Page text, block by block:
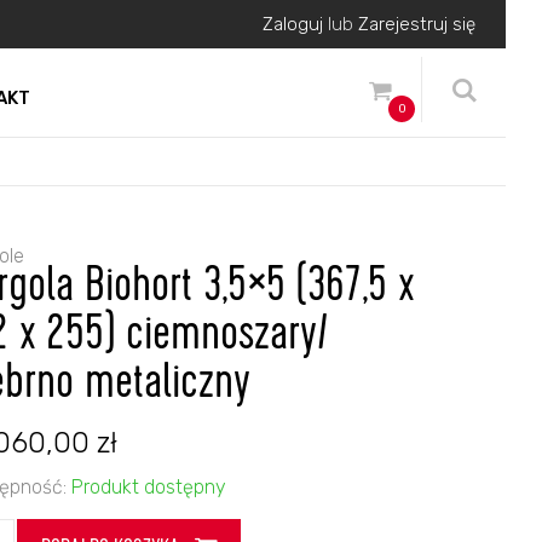
Zaloguj lub Zarejestruj się
0
Biohort 3,5×5 (367,5 x
x 255) ciemnoszary/
metaliczny
zł
Produkt dostępny